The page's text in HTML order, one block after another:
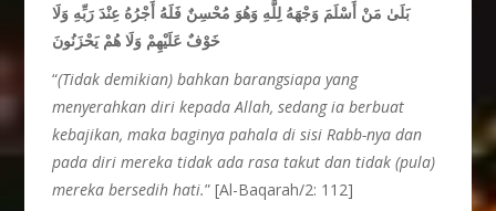
بَلَىٰ مَنْ أَسْلَمَ وَجْهَهُ لِلَّهِ وَهُوَ مُحْسِنٌ فَلَهُ أَجْرُهُ عِنْدَ رَبِّهِ وَلَا
خَوْفٌ عَلَيْهِمْ وَلَا هُمْ يَحْزَنُونَ
“(Tidak demikian) bahkan barangsiapa yang
menyerahkan diri kepada Allah, sedang ia berbuat
kebajikan, maka baginya pahala di sisi Rabb-nya dan
pada diri mereka tidak ada rasa takut dan tidak (pula)
mereka bersedih hati.” [Al-Baqarah/2: 112]